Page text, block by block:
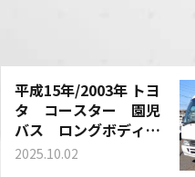
平成15年/2003年 トヨ
タ コースター 園児
バス ロングボディ
型式：HZB50 AT車
2025.10.02